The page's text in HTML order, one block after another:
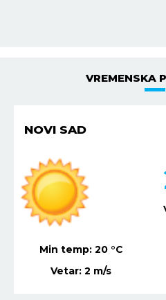
VREMENSKA
NIŠ
Min temp:21 °C
Vetar:1 m/s